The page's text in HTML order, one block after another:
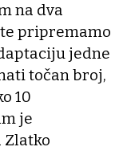
na dva
pripremamo
jedne
točan broj,
10
je
Zlatko